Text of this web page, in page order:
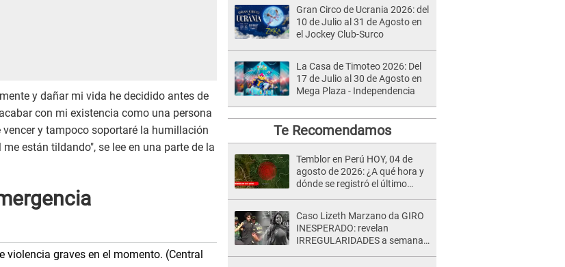
y dañar mi vida he decidido antes de
con mi existencia como una persona
y tampoco soportaré la humillación
están tildando", se lee en una parte de la
graves en el momento. (Central
Gran Circo de Ucrania 2026: del
10 de Julio al 31 de Agosto en
el Jockey Club-Surco
La Casa de Timoteo 2026: Del
17 de Julio al 30 de Agosto en
Mega Plaza - Independencia
Te Recomendamos
Temblor en Perú HOY, 04 de
agosto de 2026: ¿A qué hora y
dónde se registró el último
Caso Lizeth Marzano da GIRO
INESPERADO: revelan
IRREGULARIDADES a semanas